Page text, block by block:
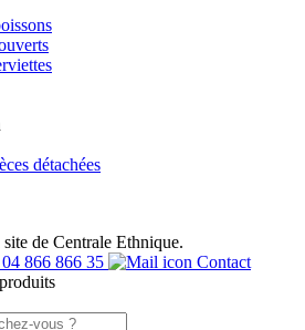
détachées
de Centrale Ethnique.
04 866 866 35
Contact